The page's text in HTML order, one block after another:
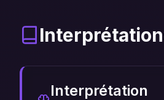
Interprétation